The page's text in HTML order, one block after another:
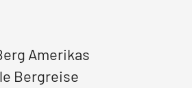
Amerikas
Bergreise